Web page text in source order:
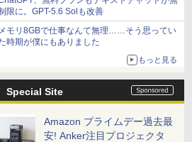
限に。GPT-5.6 Solも改善
モリ8GBで仕事なんて無理……そう思ってい
時期が僕にもありました
もっと見る
Special Site
Amazon プライムデー過去最
安! Anker注目プロジェクタ